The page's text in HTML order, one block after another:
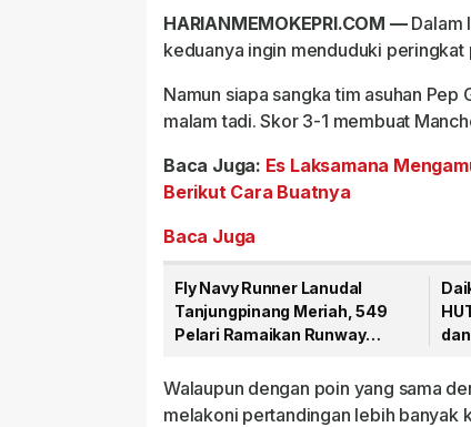
HARIANMEMOKEPRI.COM —Dalam
keduanya ingin menduduki
Namun siapa sangka tim asuhan
malam tadi. Skor 3-1 membuat
Baca Juga: Es Laksamana
Berikut Cara Buatnya
Baca Juga
Fly Navy Runner Lanudal
Tanjungpinang Meriah, 549
Pelari Ramaikan Runway
Walaupun dengan poin yang sama
melakoni pertandingan lebih banyak